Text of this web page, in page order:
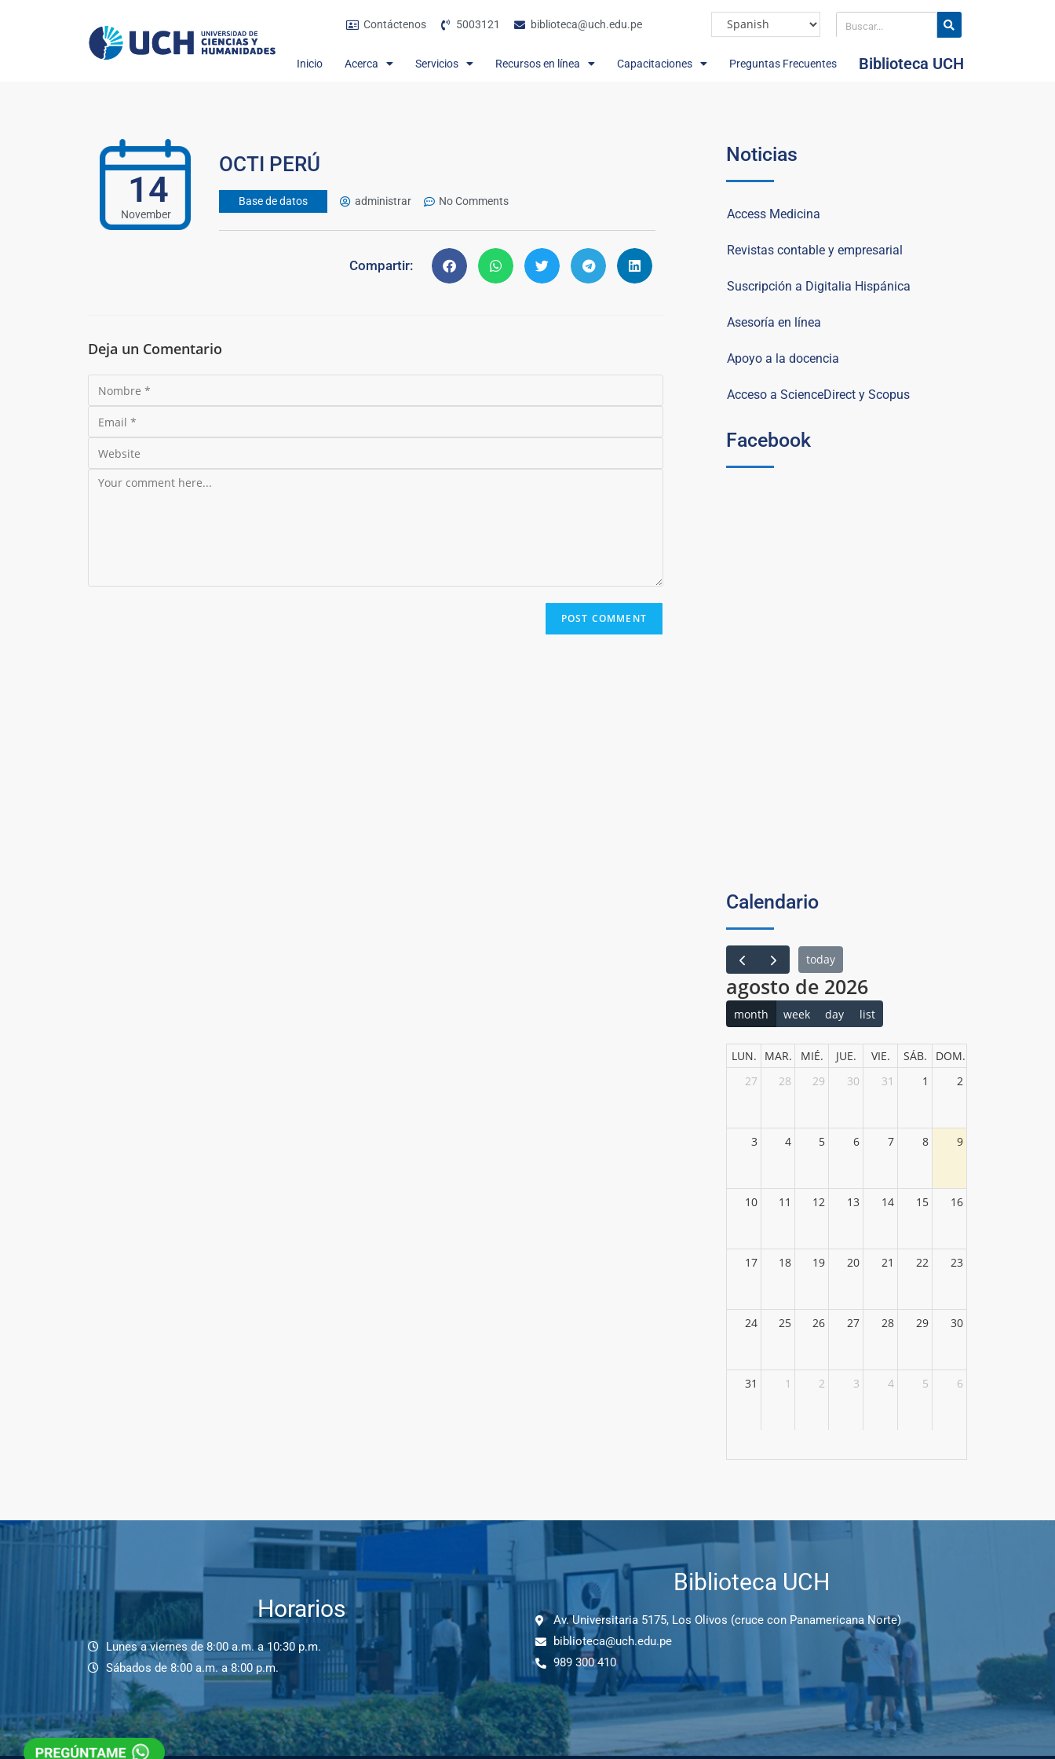
Contáctenos 5003121 biblioteca@uch.edu.pe
Inicio Acerca Servicios Recursos en línea Capacitaciones Preguntas Frecuentes Biblioteca UCH
14
November
OCTI PERÚ
Base de datos administrar No Comments
Compartir:
Deja un Comentario
Noticias
Access Medicina
Revistas contable y empresarial
Suscripción a Digitalia Hispánica
Asesoría en línea
Apoyo a la docencia
Acceso a ScienceDirect y Scopus
Facebook
Calendario
today
agosto de 2026
month week day list
LUN. MAR. MIÉ. JUE. VIE. SÁB.
DOM.
27
28 29 30 31 1 2
3 4 5 6 7 8 9
10 11 12 13 14 15 16
17 18 19 20 21 22 23
24 25 26 27 28 29 30
31 1 2 3 4 5 6
Horarios
Lunes a viernes de 8:00 a.m. a 10:30 p.m.
Sábados de 8:00 a.m. a 8:00 p.m.
Biblioteca UCH
Av. Universitaria 5175, Los Olivos (cruce con Panamericana Norte)
biblioteca@uch.edu.pe
989 300 410